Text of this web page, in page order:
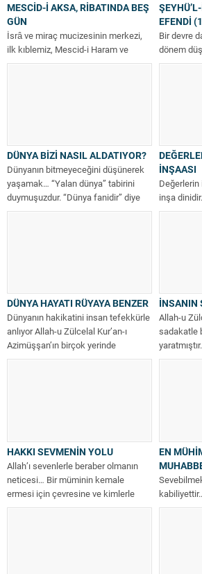
MESCİD-İ AKSA, RİBATINDA BEŞ
GÜN
İsrâ ve miraç mucizesinin merkezi,
ilk kıblemiz, Mescid-i Haram ve
Mescid-i Nebi gibi bir harim…...
EFENDİ
Bir devre
dönem
DÜNYA BİZİ NASIL ALDATIYOR?
Dünyanın bitmeyeceğini düşünerek
yaşamak… “Yalan dünya” tabirini
duymuşuzdur. “Dünya fanidir” diye
hep söyleriz. Ama acaba...
İNŞAASI
inşa
DÜNYA HAYATI RÜYAYA BENZER
Dünyanın hakikatini insan tefekkürle
anlıyor Allah-u Zülcelal Kur’an-ı
Azimüşşan’ın birçok yerinde
tefekkürü ve tefekkür ehlini...
İNSANIN
Allah-u
sadakatle
günden
HAKKI SEVMENİN YOLU
Allah’ı sevenlerle beraber olmanın
neticesi… Bir müminin kemale
ermesi için çevresine ve kimlerle
dostluk yaptığına...
EN
insanın